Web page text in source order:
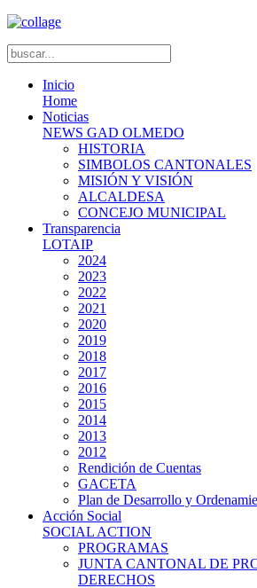
Inicio
Home
Noticias
NEWS GAD OLMEDO
HISTORIA
SIMBOLOS CANTONALES
MISIÓN Y VISIÓN
ALCALDESA
CONCEJO MUNICIPAL
Transparencia
LOTAIP
2024
2023
2022
2021
2020
2019
2018
2017
2016
2015
2014
2013
2012
Rendición de Cuentas
GACETA
Plan de Desarrollo y
Acción Social
SOCIAL ACTION
PROGRAMAS
JUNTA CANTONAL DE
DERECHOS